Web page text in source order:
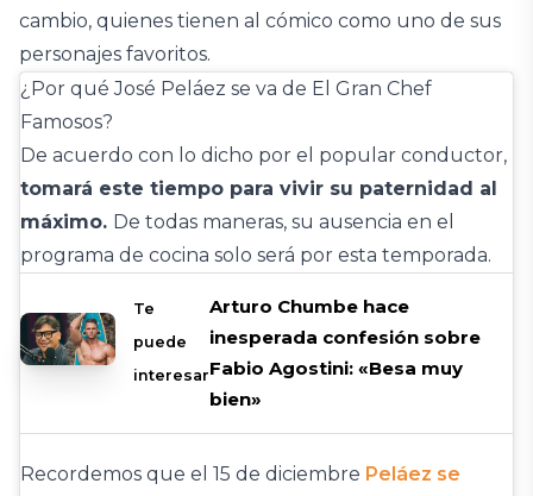
cambio, quienes tienen al cómico como uno de sus
personajes favoritos.
¿Por qué José Peláez se va de El Gran Chef
Famosos?
De acuerdo con lo dicho por el popular conductor,
tomará este tiempo para vivir su paternidad al
máximo. De todas maneras, su ausencia en el
programa de cocina solo será por esta temporada.
Te
puede
interesar
Arturo Chumbe hace
inesperada confesión sobre
Fabio Agostini: «Besa muy
bien»
Recordemos que el 15 de diciembre Peláez se